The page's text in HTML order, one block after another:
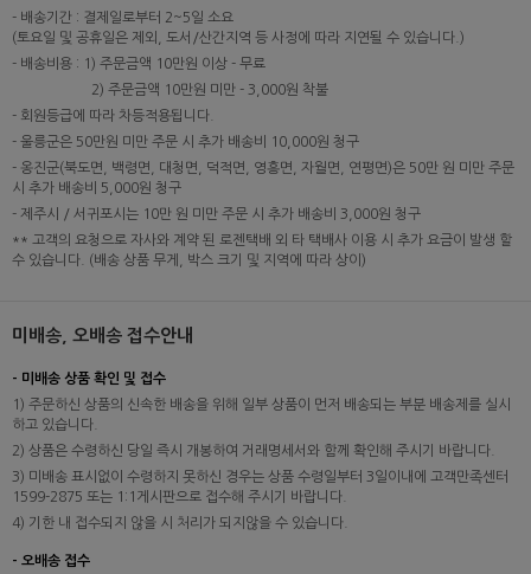
- 배송기간 : 결제일로부터 2~5일 소요
(토요일 및 공휴일은 제외, 도서/산간지역 등 사정에 따라 지연될 수 있습니다.)
- 배송비용 : 1) 주문금액 10만원 이상 - 무료
2) 주문금액 10만원 미만 - 3,000원 착불
- 회원등급에 따라 차등적용됩니다.
- 울릉군은 50만원 미만 주문 시 추가 배송비 10,000원 청구
- 옹진군(북도면, 백령면, 대청면, 덕적면, 영흥면, 자월면, 연평면)은 50만 원 미만 주문
시 추가 배송비 5,000원 청구
- 제주시 / 서귀포시는 10만 원 미만 주문 시 추가 배송비 3,000원 청구
** 고객의 요청으로 자사와 계약 된 로젠택배 외 타 택배사 이용 시 추가 요금이 발생 할
수 있습니다. (배송 상품 무게, 박스 크기 및 지역에 따라 상이)
미배송, 오배송 접수안내
- 미배송 상품 확인 및 접수
1) 주문하신 상품의 신속한 배송을 위해 일부 상품이 먼저 배송되는 부분 배송제를 실시
하고 있습니다.
2) 상품은 수령하신 당일 즉시 개봉하여 거래명세서와 함께 확인해 주시기 바랍니다.
3) 미배송 표시없이 수령하지 못하신 경우는 상품 수령일부터 3일이내에 고객만족센터
1599-2875 또는 1:1게시판으로 접수해 주시기 바랍니다.
4) 기한 내 접수되지 않을 시 처리가 되지않을 수 있습니다.
- 오배송 접수